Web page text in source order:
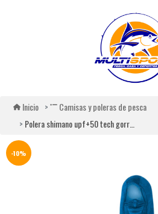
Inicio
Camisas y poleras de pesca
Polera shimano upf+50 tech gorro y buff azul oscuro
-10%